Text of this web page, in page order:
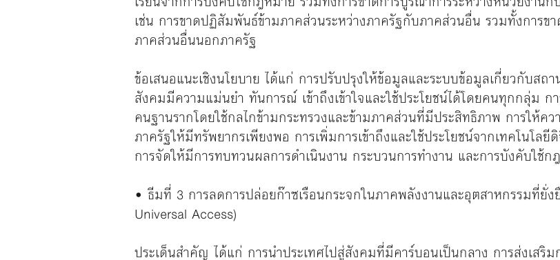
เช่น การขาดปฏิสัมพันธ์ข้ามภาคส่วนระหว่างภาครัฐกับภาคส่วนอื่น รวมทั้งการ
ภาคส่วนอื่นนอกภาครัฐ
ข้อเสนอแนะเชิงนโยบาย ได้แก่ การปรับปรุงให้ข้อมูลและระบบข้อมูลเกี่ยวกับส
สังคมมีความแม่นยํา ทันการณ์ เข้าถึงเข้าใจและใช้ประโยชน์ได้โดยคนทุกกลุ่ม
คนฐานรากโดยใช้กลไกข้ามกระทรวงและข้ามภาคส่วนที่มีประสิทธิภาพ การให้
ภาครัฐให้มีทรัพยากรเพียงพอ การเพิ่มการเข้าถึงและใช้ประโยชน์จากเทคโนโล
การจัดให้มีการทบทวนผลการดําเนินงาน กระบวนการทํางาน และการบังคับใช้
• ธีมที่ 3 การลดการปล่อยก๊าซเรือนกระจกในภาคพลังงานและอุตสาหกรรมที่ยั่
Universal Access)
ประเด็นสำคัญ ได้แก่ การนําประเทศไปสู่สังคมที่มีคาร์บอนเป็นกลาง การส่งเสริ